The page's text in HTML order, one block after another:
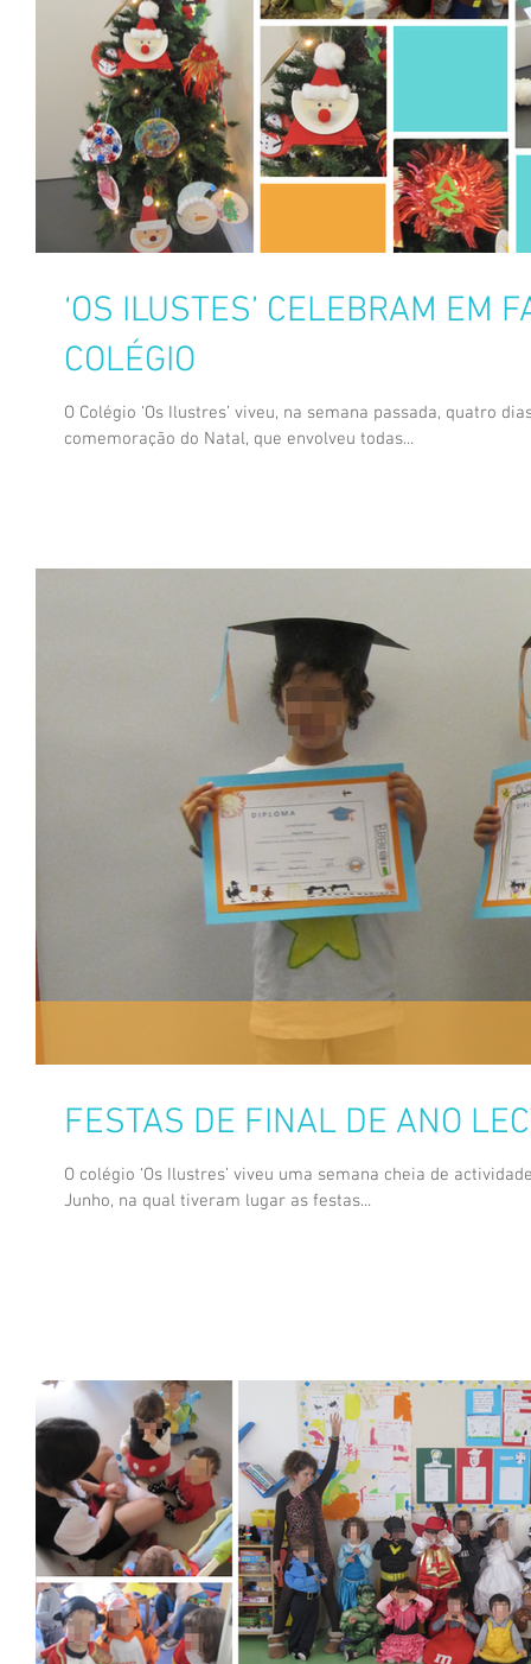
‘OS ILUSTES’ CELEBRAM EM
COLÉGIO
O Colégio ‘Os Ilustres’ viveu, na semana passada, quatro
comemoração do Natal, que envolveu todas...
FESTAS DE FINAL DE ANO
O colégio ‘Os Ilustres’ viveu uma semana cheia de
Junho, na qual tiveram lugar as festas...